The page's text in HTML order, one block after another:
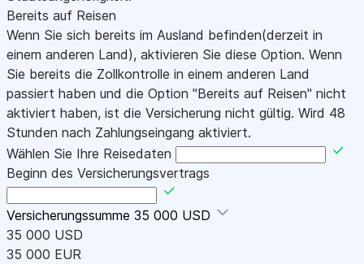
Bereits auf Reisen
Wenn Sie sich bereits im Ausland befinden(derzeit in
einem anderen Land), aktivieren Sie diese Option. Wenn
Sie bereits die Zollkontrolle in einem anderen Land
passiert haben und die Option "Bereits auf Reisen" nicht
aktiviert haben, ist die Versicherung nicht gültig. Wird 48
Stunden nach Zahlungseingang aktiviert.
Wählen Sie Ihre Reisedaten
Beginn des Versicherungsvertrags
Versicherungssumme 35 000 USD
35 000 USD
35 000 EUR